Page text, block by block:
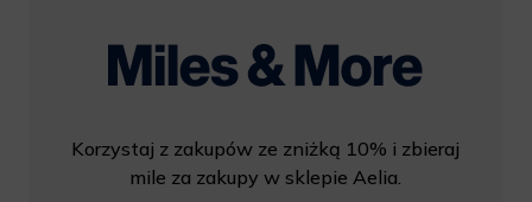
Korzystaj z zakupów ze zniżką 10% i zbieraj
mile za zakupy w sklepie Aelia.